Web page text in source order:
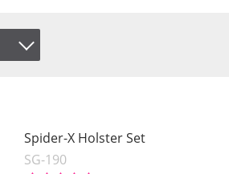
Spider-X Holster Set
SG-190